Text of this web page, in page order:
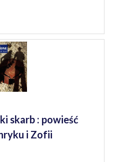
skarb : powieść
i Zofii